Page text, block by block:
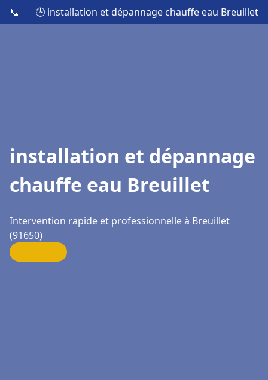
📞 🕒 installation et dépannage chauffe eau Breuillet
installation et dépannage
chauffe eau Breuillet
Intervention rapide et professionnelle à Breuillet
(91650)